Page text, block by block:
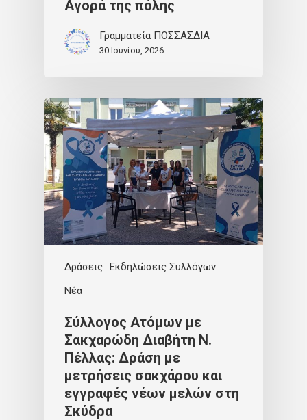
Αγορά της πόλης
Γραμματεία ΠΟΣΣΑΣΔΙΑ
30 Ιουνίου, 2026
Δράσεις
Εκδηλώσεις Συλλόγων
Νέα
Σύλλογος Ατόμων με
Σακχαρώδη Διαβήτη Ν.
Πέλλας: Δράση με
μετρήσεις σακχάρου και
εγγραφές νέων μελών στη
Σκύδρα